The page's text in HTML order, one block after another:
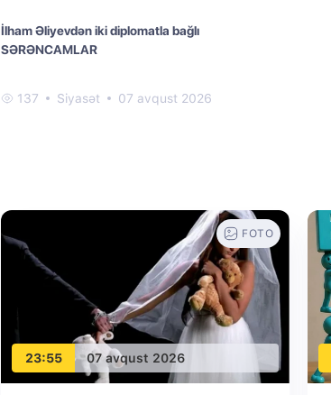
İlham Əliyevdən iki diplomatla bağlı
SƏRƏNCAMLAR
137 Siyasət 07 avqust 2026
23:55 07 avqust 2026
FOTO